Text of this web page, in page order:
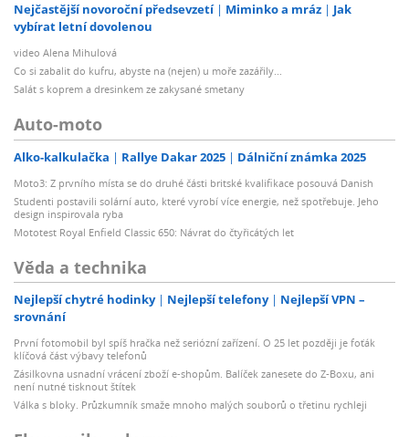
Nejčastější novoroční předsevzetí Miminko a mráz
Jak
vybírat letní dovolenou
video Alena Mihulová
Co si zabalit do kufru, abyste na (nejen) u moře zazářily...
Salát s koprem a dresinkem ze zakysané smetany
Auto-moto
Alko-kalkulačka Rallye Dakar 2025 Dálniční známka 2025
Moto3: Z prvního místa se do druhé části britské kvalifikace posouvá Danish
Studenti postavili solární auto, které vyrobí více energie, než spotřebuje. Jeho
design inspirovala ryba
Mototest Royal Enfield Classic 650: Návrat do čtyřicátých let
Věda a technika
Nejlepší chytré hodinky Nejlepší telefony
Nejlepší VPN –
srovnání
První fotomobil byl spíš hračka než seriózní zařízení. O 25 let později je foťák
klíčová část výbavy telefonů
Zásilkovna usnadní vrácení zboží e-shopům. Balíček zanesete do Z-Boxu, ani
není nutné tisknout štítek
Válka s bloky. Průzkumník smaže mnoho malých souborů o třetinu rychleji